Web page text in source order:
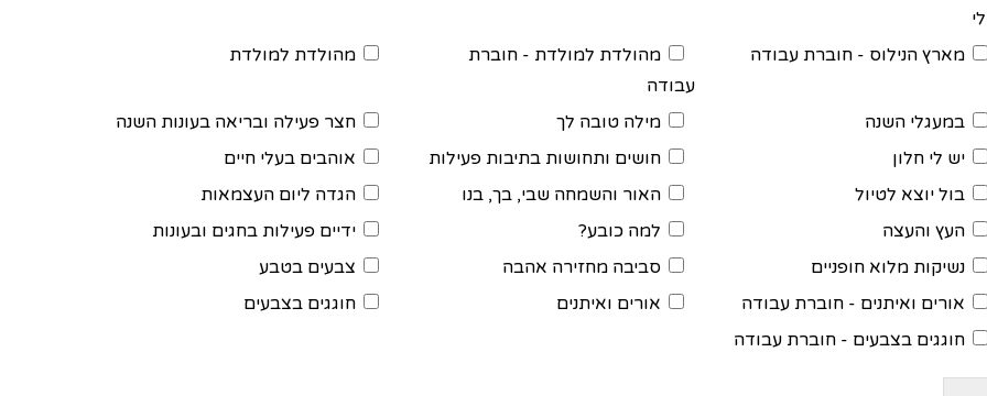
מארץ הנילוס - חוברת עבודה
מהולדת למולדת - חוברת
עבודה
מהולדת למולדת
במעגלי השנה מילה טובה לך
חצר פעילה ובריאה בעונות השנה
יש לי חלון
חושים ותחושות בתיבות פעילות
אוהבים בעלי חיים
בול יוצא לטיול
האור והשמחה שבי, בך, בנו
הגדה ליום העצמאות
העץ והעצה
למה כובע?
ידיים פעילות בחגים ובעונות
נשיקות מלוא חופניים
סביבה מחזירה אהבה
צבעים בטבע
אורים ואיתנים - חוברת עבודה
אורים ואיתנים
חוגגים בצבעים
חוגגים בצבעים - חוברת עבודה